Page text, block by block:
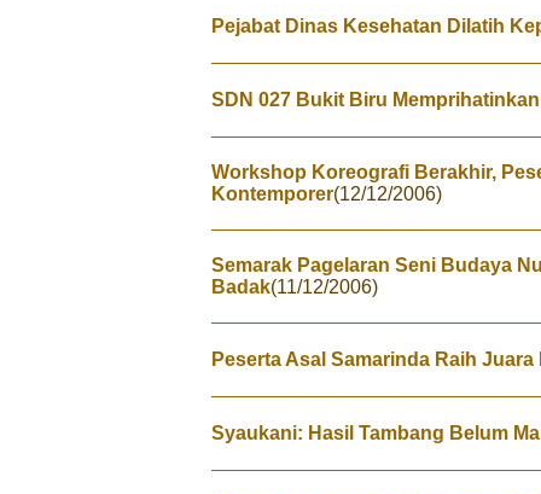
Pejabat Dinas Kesehatan Dilatih
SDN 027 Bukit Biru Memprihatinkan
Workshop Koreografi Berakhir,
Kontemporer(12/12/2006)
Semarak Pagelaran Seni Budaya
Badak(11/12/2006)
Peserta Asal Samarinda Raih
Syaukani: Hasil Tambang Belum